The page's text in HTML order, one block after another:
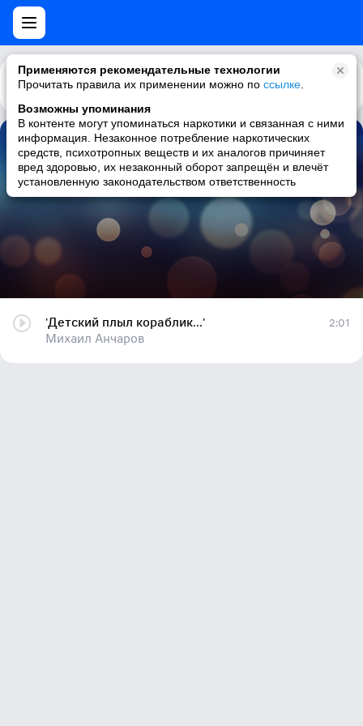
Применяются рекомендательные технологии
Прочитать правила их применении можно по ссылке
Возможны упоминания
В контенте могут упоминаться наркотики и связанная с ними
информация. Незаконное потребление наркотических
средств, психотропных веществ и их аналогов причиняет
вред здоровью, их незаконный оборот запрещён и влечёт
установленную законодательством ответственность
Каталог Рекомендации
'Детский плыл кораблик...'
Михаил Анчаров
'Детский плыл кораблик...'
Михаил Анчаров
2:01